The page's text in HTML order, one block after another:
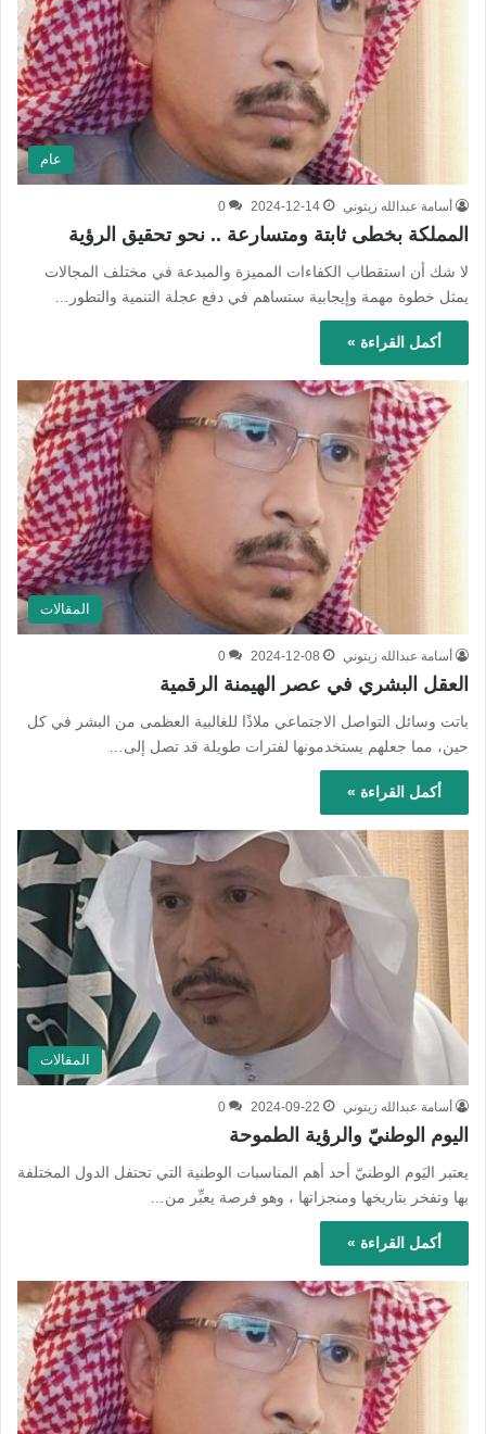
عام
أسامة عبدالله زيتوني 2024-12-14
0
المملكة بخطى ثابتة ومتسارعة .. نحو تحقيق الرؤية
لا شك أن استقطاب الكفاءات المميزة والمبدعة في مختلف المجالات
يمثل خطوة مهمة وإيجابية ستساهم في دفع عجلة التنمية والتطور…
أكمل القراءة »
المقالات
أسامة عبدالله زيتوني 2024-12-08
0
العقل البشري في عصر الهيمنة الرقمية
باتت وسائل التواصل الاجتماعي ملاذًا للغالبية العظمى من البشر في كل
حين، مما جعلهم يستخدمونها لفترات طويلة قد تصل إلى…
أكمل القراءة »
المقالات
أسامة عبدالله زيتوني 2024-09-22
0
اليوم الوطنيّ والرؤية الطموحة
يعتبر اليَوم الوطنيّ أحد أهم المناسبات الوطنية التي تحتفل الدول المختلفة
بها وتفخر بتاريخها ومنجزاتها ، وهو فرصة يعبِّر من…
أكمل القراءة »